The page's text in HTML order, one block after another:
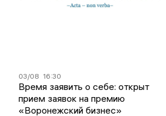
03/08 16:30
Время заявить о себе: открыт
прием заявок на премию
«Воронежский бизнес»